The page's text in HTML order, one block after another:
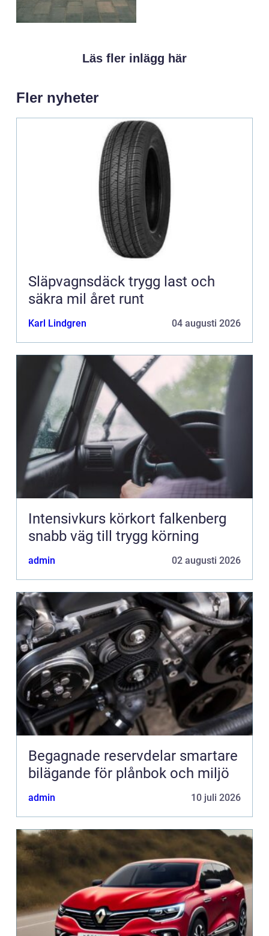
Läs fler inlägg här
Fler nyheter
Släpvagnsdäck trygg last och
säkra mil året runt
Karl Lindgren 04 augusti 2026
Intensivkurs körkort falkenberg
snabb väg till trygg körning
admin 02 augusti 2026
Begagnade reservdelar smartare
bilägande för plånbok och miljö
admin 10 juli 2026